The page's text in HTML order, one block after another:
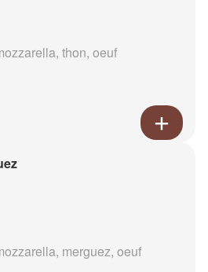
thon, oeuf
merguez, oeuf